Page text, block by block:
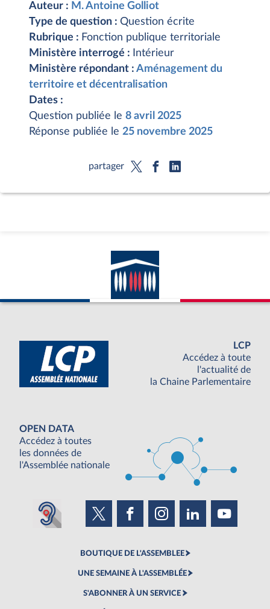
Auteur : M. Antoine Golliot
Type de question : Question écrite
Rubrique : Fonction publique territoriale
Ministère interrogé :
Intérieur
Ministère répondant : Aménagement du
territoire et décentralisation
Dates :
Question publiée le 8 avril 2025
Réponse publiée le 25 novembre 2025
partager
LCP
Accédez à toute
l'actualité de
la Chaine Parlementaire
OPEN DATA
Accédez à toutes
les données de
l'Assemblée nationale
BOUTIQUE DE L'ASSEMBLEE
UNE SEMAINE À L'ASSEMBLÉE
S'ABONNER À UN SERVICE